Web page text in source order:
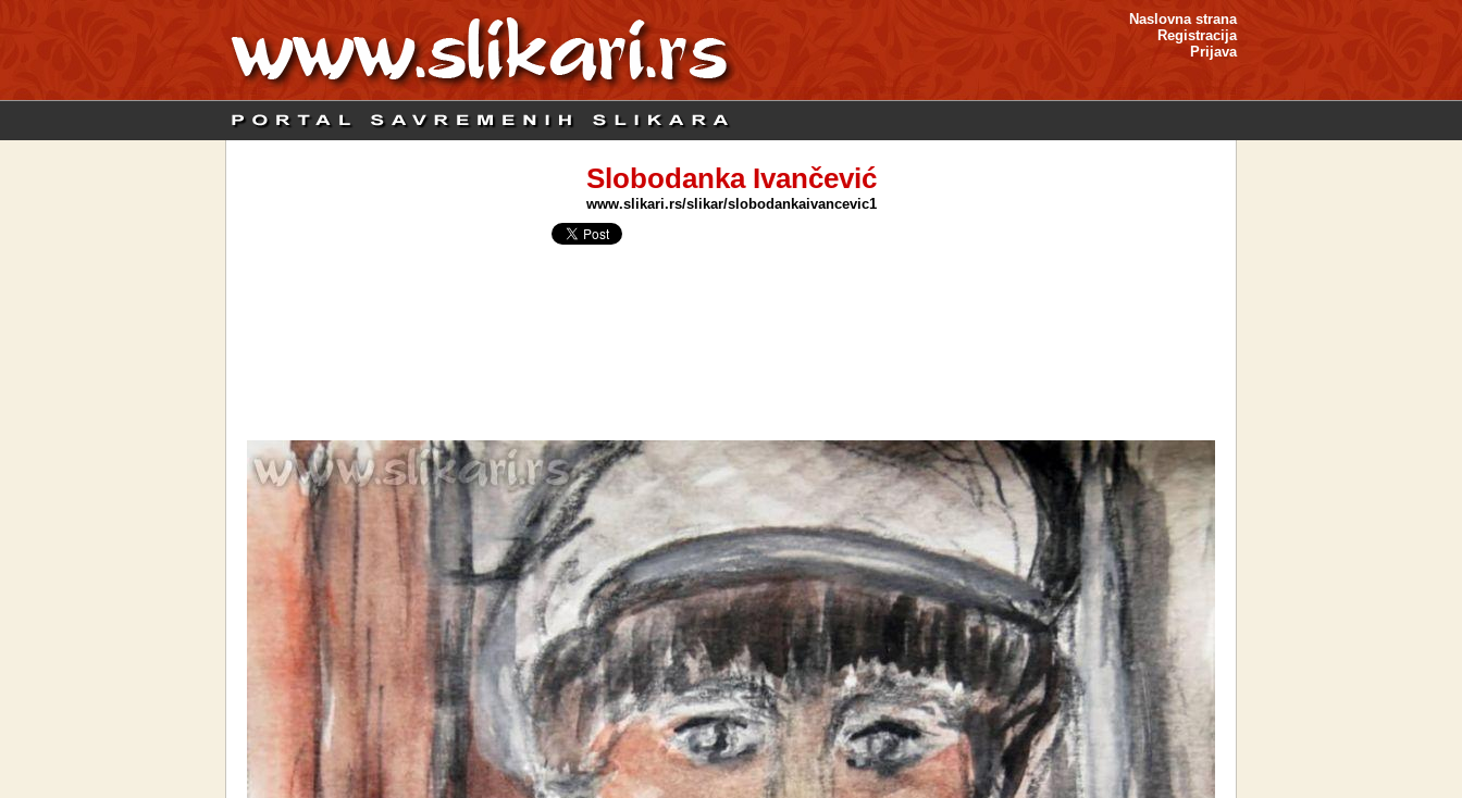
Naslovna strana
Registracija
Prijava
Slobodanka Ivančević
www.slikari.rs/slikar/slobodankaivancevic1